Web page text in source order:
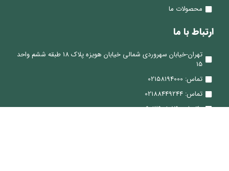
محصولات ما
ارتباط با ما
تهران-خیابان سهروردی شمالی خیابان هویزه پلاک 18 طبقه ششم واحد
15
تماس: 02158194000
تماس: 02188449244
واتساپ: 09012908079